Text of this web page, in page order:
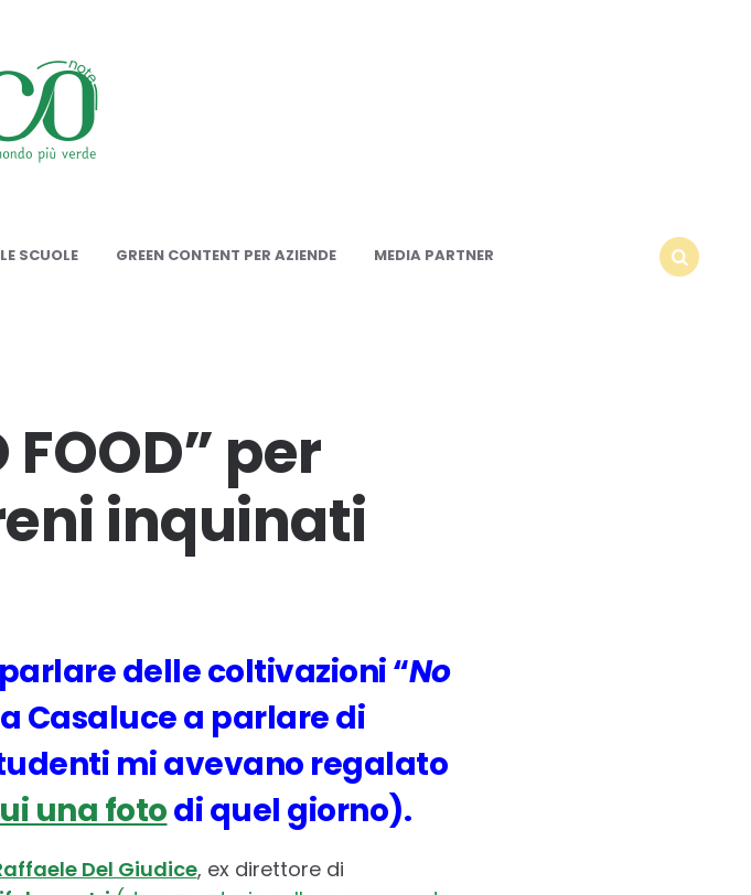
SCUOLE GREEN CONTENT PER AZIENDE
MEDIA PARTNER
per
inquinati
delle coltivazioni “No
Casaluce a parlare di
mi avevano regalato
una fotodi quel giorno).
Del Giudice, ex direttore di